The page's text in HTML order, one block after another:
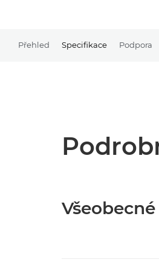
Přehled Specifikace Podpora